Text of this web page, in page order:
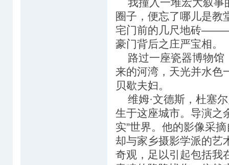
圈子，便忘了哪儿是教
宅门前的几尺地砖
豪门背后之庄严宝相。
路过一座瓷器博物馆
来的河湾，天光并水色
贝歇夫妇。
维姆·文德斯，杜塞
生于这座城市。导演之
实”世界。他的影像采
却与家乡摄影学派的艺
奇观，足以引起包括